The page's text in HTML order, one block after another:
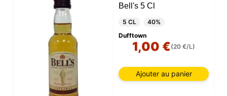
Bell's 5 Cl
5 CL
40%
Dufftown
1,00 €(20 €/L)
Ajouter au panier